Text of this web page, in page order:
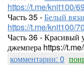
https://t.me/knit100/
Часть 35 -Белый
https://t.me/knit100/
Часть 36 - Красивый
джемпера https://
комментарии: 0